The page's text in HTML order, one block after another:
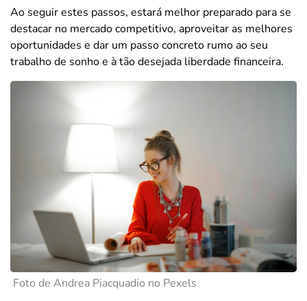
Ao seguir estes passos, estará melhor preparado para se
destacar no mercado competitivo, aproveitar as melhores
oportunidades e dar um passo concreto rumo ao seu
trabalho de sonho e à tão desejada liberdade financeira.
Foto de Andrea Piacquadio no Pexels